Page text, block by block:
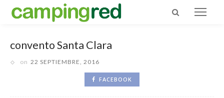
convento Santa Clara
on 22 SEPTIEMBRE, 2016
FACEBOOK